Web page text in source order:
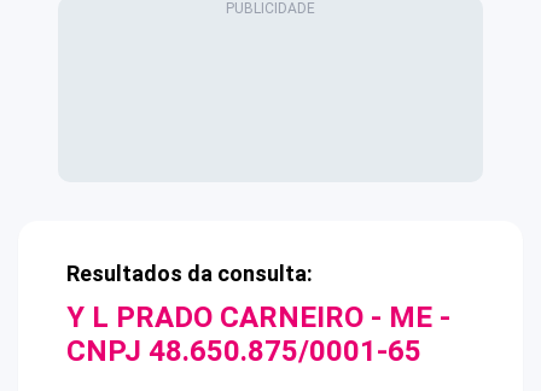
Resultados da consulta:
Y L PRADO CARNEIRO - ME -
CNPJ 48.650.875/0001-65